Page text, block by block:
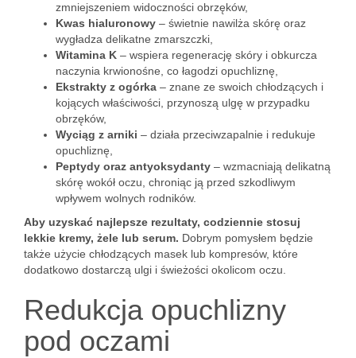
zmniejszeniem widoczności obrzęków,
Kwas hialuronowy – świetnie nawilża skórę oraz
wygładza delikatne zmarszczki,
Witamina K – wspiera regenerację skóry i obkurcza
naczynia krwionośne, co łagodzi opuchliznę,
Ekstrakty z ogórka – znane ze swoich chłodzących i
kojących właściwości, przynoszą ulgę w przypadku
obrzęków,
Wyciąg z arniki – działa przeciwzapalnie i redukuje
opuchliznę,
Peptydy oraz antyoksydanty – wzmacniają delikatną
skórę wokół oczu, chroniąc ją przed szkodliwym
wpływem wolnych rodników.
Aby uzyskać najlepsze rezultaty, codziennie stosuj
lekkie kremy, żele lub serum. Dobrym pomysłem będzie
także użycie chłodzących masek lub kompresów, które
dodatkowo dostarczą ulgi i świeżości okolicom oczu.
Redukcja opuchlizny
pod oczami